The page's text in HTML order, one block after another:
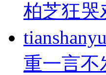
柏芝狂哭
重一言不